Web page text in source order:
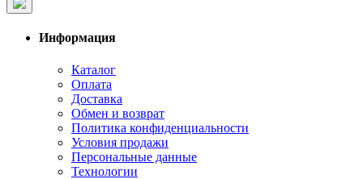
Информация
Каталог
Оплата
Доставка
Обмен и возврат
Политика конфиденциальности
Условия продажи
Персональные данные
Технологии